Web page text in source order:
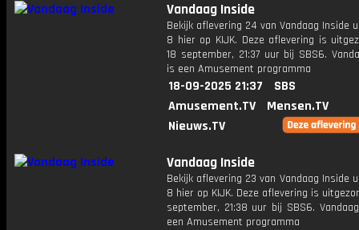
Vandaag Inside
Bekijk aflevering 24 van Vandaag Inside
8 hier op KIJK. Deze aflevering is
18 september, 21:37 uur bij SBS6.
is een Amusement programma
18-09-2025 21:37
SBS
Amusement.TV
Mensen.TV
Nieuws.TV
Vandaag Inside
Bekijk aflevering 23 van Vandaag Inside
8 hier op KIJK. Deze aflevering is
september, 21:38 uur bij SBS6.
een Amusement programma